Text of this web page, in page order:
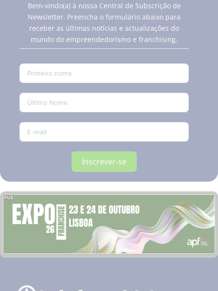
Bem-vindo(a) à nossa Central de Subscrição de
Newsletter. Preencha o formulário abaixo para
receber as últimas notícias e actualizações do
mundo do empreendedorismo e franchising.
Inscrever-se
PUB